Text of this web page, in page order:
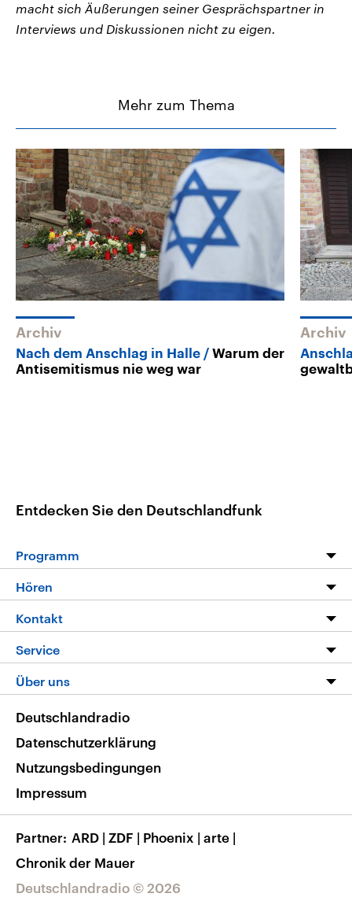
macht sich Äußerungen seiner Gesprächspartner in
Interviews und Diskussionen nicht zu eigen.
Mehr zum Thema
Archiv
Nach dem Anschlag in Halle
Warum der
Antisemitismus nie weg war
Archiv
Entdecken Sie den Deutschlandfunk
Programm
Programm
Die Nachrichten
Nachrichtenleicht
Neue Beiträge auf dlf.de
Hören
Livestream
Podcasts
Deutschlandfunk App
Nachrichten App
Frequenzen
Kontakt
Hörerservice
Service
FAQ
Veranstaltungen
Musikliste
RSS
Über uns
Barrierefreiheit
Deutschlandradio © 2026
Deutschlandradio
Datenschutzerklärung
Nutzungsbedingungen
Impressum
Partner ARD | ZDF | Phoenix | arte |
Chronik der Mauer